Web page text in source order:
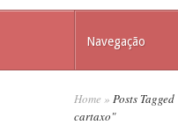
Navegação
Home » Posts Tagged
cartaxo"